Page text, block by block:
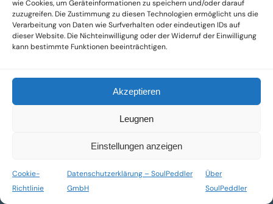
wie Cookies, um Geräteinformationen zu speichern und/oder darauf
zuzugreifen. Die Zustimmung zu diesen Technologien ermöglicht uns die
Verarbeitung von Daten wie Surfverhalten oder eindeutigen IDs auf
dieser Website. Die Nichteinwilligung oder der Widerruf der Einwilligung
kann bestimmte Funktionen beeinträchtigen.
Akzeptieren
Leugnen
Einstellungen anzeigen
Cookie-
Richtlinie
Datenschutzerklärung – SoulPeddler
GmbH
Über
SoulPeddler
sammelwürdigen als auch Mainstream-Titeln und -Formaten auf
Vinyl, CD und weiteren Medien.
Sowohl neue als auch gebrauchte, nach Zustand bewertete
Wir setzen uns leidenschaftlich für unabhängige Künstler und
Labels ein und bieten hochwertige, maßgeschneiderte Lösungen
aus über 30 Jahren Erfahrung in der Musikindustrie.
SoulPeddler Mailorder, Records & Vinyl Production – DUBOX –
Nettirock – Nice Guy Records – MOVA Museum of Vinyl Arts
© 2025 SoulPeddler GmbH®